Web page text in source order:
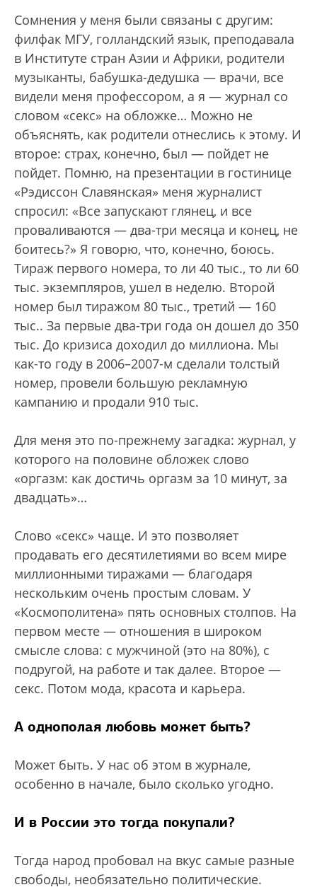
Сомнения у меня были связаны с другим:
филфак МГУ, голландский язык, преподавала
в Институте стран Азии и Африки, родители
музыканты, бабушка-дедушка — врачи, все
видели меня профессором, а я — журнал со
словом «секс» на обложке… Можно не
объяснять, как родители отнеслись к этому. И
второе: страх, конечно, был — пойдет не
пойдет. Помню, на презентации в гостинице
«Рэдиссон Славянская» меня журналист
спросил: «Все запускают глянец, и все
проваливаются — два-три месяца и конец, не
боитесь?» Я говорю, что, конечно, боюсь.
Тираж первого номера, то ли 40 тыс., то ли 60
тыс. экземпляров, ушел в неделю. Второй
номер был тиражом 80 тыс., третий — 160
тыс.. За первые два-три года он дошел до 350
тыс. До кризиса доходил до миллиона. Мы
как-то году в 2006–2007-м сделали толстый
номер, провели большую рекламную
кампанию и продали 910 тыс.
Для меня это по-прежнему загадка: журнал, у
которого на половине обложек слово
«оргазм: как достичь оргазм за 10 минут, за
двадцать»…
Слово «секс» чаще. И это позволяет
продавать его десятилетиями во всем мире
миллионными тиражами — благодаря
нескольким очень простым словам. У
«Космополитена» пять основных столпов. На
первом месте — отношения в широком
смысле слова: с мужчиной (это на 80%), с
подругой, на работе и так далее. Второе —
секс. Потом мода, красота и карьера.
А однополая любовь может быть?
Может быть. У нас об этом в журнале,
особенно в начале, было сколько угодно.
И в России это тогда покупали?
Тогда народ пробовал на вкус самые разные
свободы, необязательно политические.